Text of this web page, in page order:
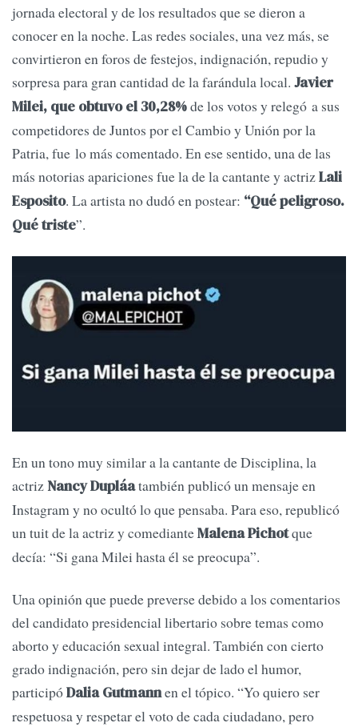
jornada electoral y de los resultados que se dieron a
conocer en la noche. Las redes sociales, una vez más, se
convirtieron en foros de festejos, indignación, repudio y
sorpresa para gran cantidad de la farándula local. Javier
Milei, que obtuvo el 30,28%de los votos y relegó a sus
competidores de Juntos por el Cambio y Unión por la
Patria, fue lo más comentado. En ese sentido, una de las
más notorias apariciones fue la de la cantante y actrizLali
Esposito. La artista no dudó en postear: “Qué peligroso.
Qué triste”.
En un tono muy similar a la cantante de Disciplina, la
actrizNancy Dupláatambién publicó un mensaje en
Instagram y no ocultó lo que pensaba. Para eso, republicó
un tuit de la actriz y comedianteMalena Pichotque
decía: “Si gana Milei hasta él se preocupa”.
Una opinión que puede preverse debido a los comentarios
del candidato presidencial libertario sobre temas como
aborto y educación sexual integral. También con cierto
grado indignación, pero sin dejar de lado el humor,
participóDalia Gutmannen el tópico. “Yo quiero ser
respetuosa y respetar el voto de cada ciudadano, pero